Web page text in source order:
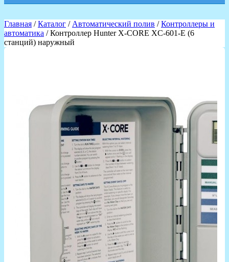
Главная /Каталог / Автоматический полив /Контроллеры и
автоматика / Контроллер Hunter X-CORE XC-601-E (6
станций) наружный